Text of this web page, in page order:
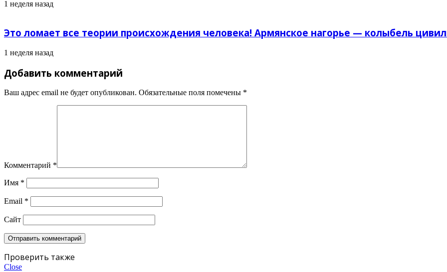
1 неделя назад
Это ломает все теории происхождения человека! Армянское нагорье — колыбель
1 неделя назад
Добавить комментарий
Ваш адрес email не будет опубликован. Обязательные поля помечены *
Комментарий *
Имя *
Email *
Сайт
Проверить также
Close